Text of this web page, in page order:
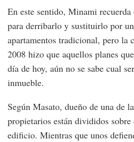
En este sentido, Minami
para derribarlo y sustituirlo por
apartamentos tradicional, pero la
2008 hizo que aquellos planes
día de hoy, aún no se sabe cual
inmueble.
Según Masato, dueño de una de
propietarios están divididos sobre
edificio. Mientras que unos